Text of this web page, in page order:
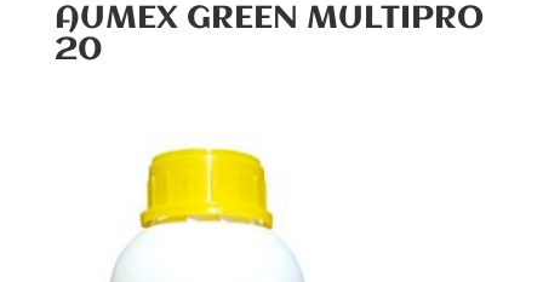
AUMEX GREEN MULTIPRO
20